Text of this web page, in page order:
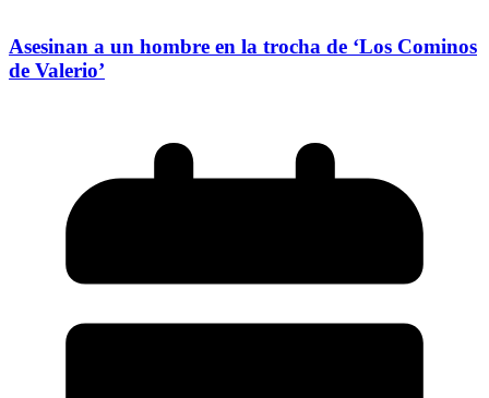
Asesinan a un hombre en la trocha de ‘Los Cominos
de Valerio’